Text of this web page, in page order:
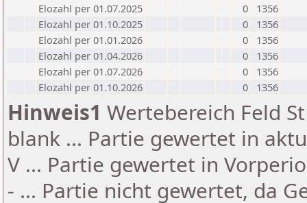
Elozahl per 01.07.2025
0
1356
Elozahl per 01.10.2025
0
1356
Elozahl per 01.01.2026
0
1356
Elozahl per 01.04.2026
0
1356
Elozahl per 01.07.2026
0
1356
Elozahl per 01.10.2026
0 1356
Hinweis1 Wertebereich Feld
blank ... Partie gewertet in
V ... Partie gewertet in
- ... Partie nicht gewertet, da